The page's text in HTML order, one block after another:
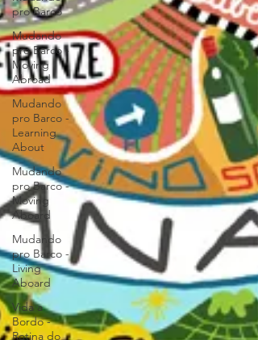
pro Barco
Mudando
pro Barco -
Moving
Abroad
Mudando
pro Barco -
Learning
About
Mudando
pro Barco -
Moving
Aboard
Mudando
pro Barco -
Living
Aboard
Vida a
Bordo -
Rotina do